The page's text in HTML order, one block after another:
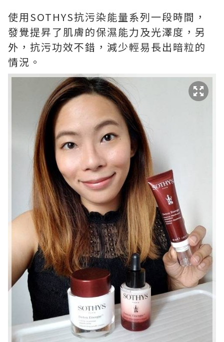
使用SOTHYS抗污染能量系列一段時間，
發覺提昇了肌膚的保濕能力及光澤度，另
外，抗污功效不錯，減少輕易長出暗粒的
情況。